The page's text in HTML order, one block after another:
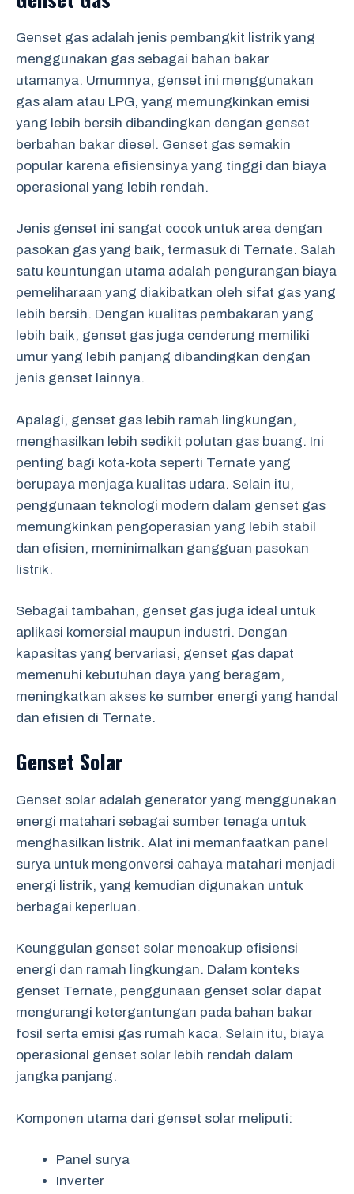
Genset gas adalah jenis pembangkit listrik yang
menggunakan gas sebagai bahan bakar
utamanya. Umumnya, genset ini menggunakan
gas alam atau LPG, yang memungkinkan emisi
yang lebih bersih dibandingkan dengan genset
berbahan bakar diesel. Genset gas semakin
popular karena efisiensinya yang tinggi dan biaya
operasional yang lebih rendah.
Jenis genset ini sangat cocok untuk area dengan
pasokan gas yang baik, termasuk di Ternate. Salah
satu keuntungan utama adalah pengurangan biaya
pemeliharaan yang diakibatkan oleh sifat gas yang
lebih bersih. Dengan kualitas pembakaran yang
lebih baik, genset gas juga cenderung memiliki
umur yang lebih panjang dibandingkan dengan
jenis genset lainnya.
Apalagi, genset gas lebih ramah lingkungan,
menghasilkan lebih sedikit polutan gas buang. Ini
penting bagi kota-kota seperti Ternate yang
berupaya menjaga kualitas udara. Selain itu,
penggunaan teknologi modern dalam genset gas
memungkinkan pengoperasian yang lebih stabil
dan efisien, meminimalkan gangguan pasokan
listrik.
Sebagai tambahan, genset gas juga ideal untuk
aplikasi komersial maupun industri. Dengan
kapasitas yang bervariasi, genset gas dapat
memenuhi kebutuhan daya yang beragam,
meningkatkan akses ke sumber energi yang handal
dan efisien di Ternate.
Genset Solar
Genset solar adalah generator yang menggunakan
energi matahari sebagai sumber tenaga untuk
menghasilkan listrik. Alat ini memanfaatkan panel
surya untuk mengonversi cahaya matahari menjadi
energi listrik, yang kemudian digunakan untuk
berbagai keperluan.
Keunggulan genset solar mencakup efisiensi
energi dan ramah lingkungan. Dalam konteks
genset Ternate, penggunaan genset solar dapat
mengurangi ketergantungan pada bahan bakar
fosil serta emisi gas rumah kaca. Selain itu, biaya
operasional genset solar lebih rendah dalam
jangka panjang.
Komponen utama dari genset solar meliputi:
Panel surya
Inverter